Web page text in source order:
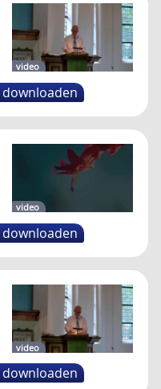
video
downloaden
video
downloaden
video
downloaden